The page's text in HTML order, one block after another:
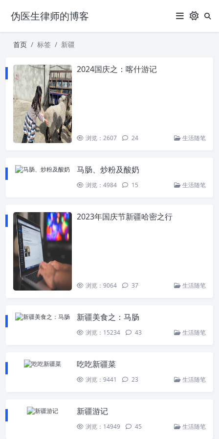
伪医生律师的博客
首页 标签 新疆
2024国庆之：喀什游记
浏览：2607 24 生活随笔
马肠、炒粉及酸奶
浏览：4984 15 生活随笔
2023年国庆节新疆哈密之行
浏览：9064 37 生活随笔
新疆美食之：马肠
浏览：15234 43 生活随笔
吃吃新疆菜
浏览：9441 23 生活随笔
新疆游记
浏览：14949 45 生活随笔